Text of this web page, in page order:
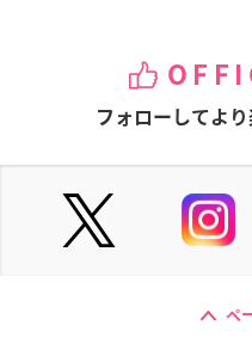
フォローしてよ
ペ